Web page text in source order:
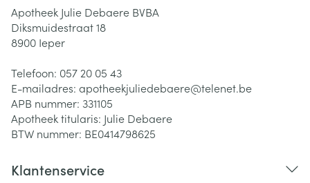
Apotheek Julie Debaere BVBA
Diksmuidestraat 18
8900 Ieper
Telefoon: 057 20 05 43
E-mailadres: apotheekjuliedebaere@telenet.be
APB nummer: 331105
Apotheek titularis: Julie Debaere
BTW nummer: BE0414798625
Klantenservice